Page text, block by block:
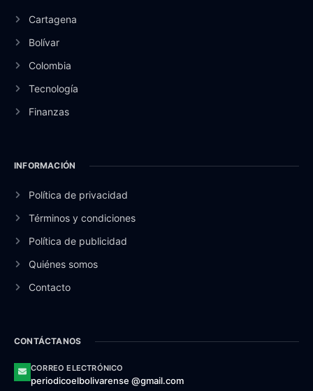
Cartagena
Bolívar
Colombia
Tecnología
Finanzas
INFORMACIÓN
Política de privacidad
Términos y condiciones
Política de publicidad
Quiénes somos
Contacto
CONTÁCTANOS
CORREO ELECTRÓNICO
periodicoelbolivarense @gmail.com